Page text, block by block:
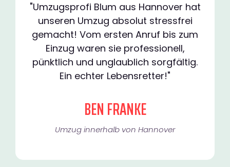
"Umzugsprofi Blum aus Hannover hat
unseren Umzug absolut stressfrei
gemacht! Vom ersten Anruf bis zum
Einzug waren sie professionell,
pünktlich und unglaublich sorgfältig.
Ein echter Lebensretter!"
BEN FRANKE
Umzug innerhalb von Hannover​